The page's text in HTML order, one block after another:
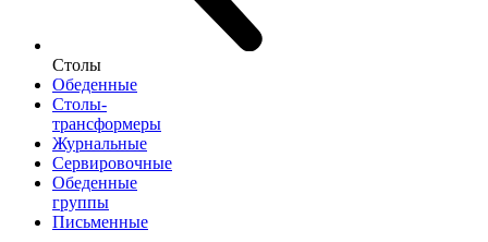
Столы
Обеденные
Столы-
трансформеры
Журнальные
Сервировочные
Обеденные
группы
Письменные